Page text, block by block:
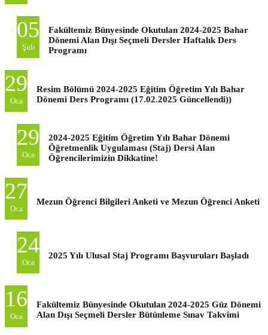
05
Şub
Fakültemiz Bünyesinde Okutulan 2024-2025 Bahar
Dönemi Alan Dışı Seçmeli Dersler Haftalık Ders
Programı
29
Oca
Resim Bölümü 2024-2025 Eğitim Öğretim Yılı Bahar
Dönemi Ders Programı (17.02.2025 Güncellendi))
29
Oca
2024-2025 Eğitim Öğretim Yılı Bahar Dönemi
Öğretmenlik Uygulaması (Staj) Dersi Alan
Öğrencilerimizin Dikkatine!
27
Oca
Mezun Öğrenci Bilgileri Anketi ve Mezun Öğrenci Anketi
24
Oca
2025 Yılı Ulusal Staj Programı Başvuruları Başladı
16
Oca
Fakültemiz Bünyesinde Okutulan 2024-2025 Güz Dönemi
Alan Dışı Seçmeli Dersler Bütünleme Sınav Takvimi